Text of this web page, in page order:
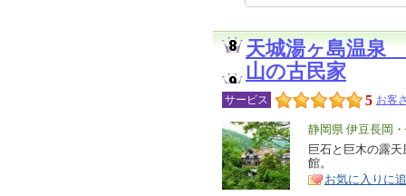
天城湯ヶ島温泉
山の古民家
サービス 5 お客
エ
リ
ア
静岡県 伊豆長岡
特
徴
巨石と巨木の露
館。
お気に入りに